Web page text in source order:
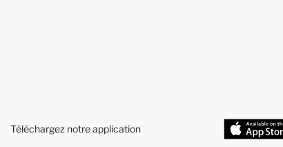
Téléchargez notre application